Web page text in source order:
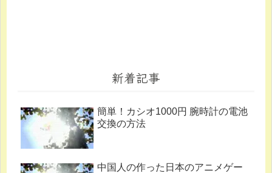
新着記事
簡単！カシオ1000円 腕時計の電池
交換の方法
中国人の作った日本のアニメゲー